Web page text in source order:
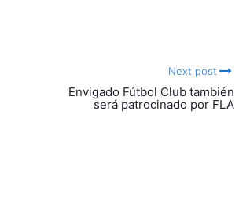
Next post
Envigado Fútbol Club también
será patrocinado por FLA